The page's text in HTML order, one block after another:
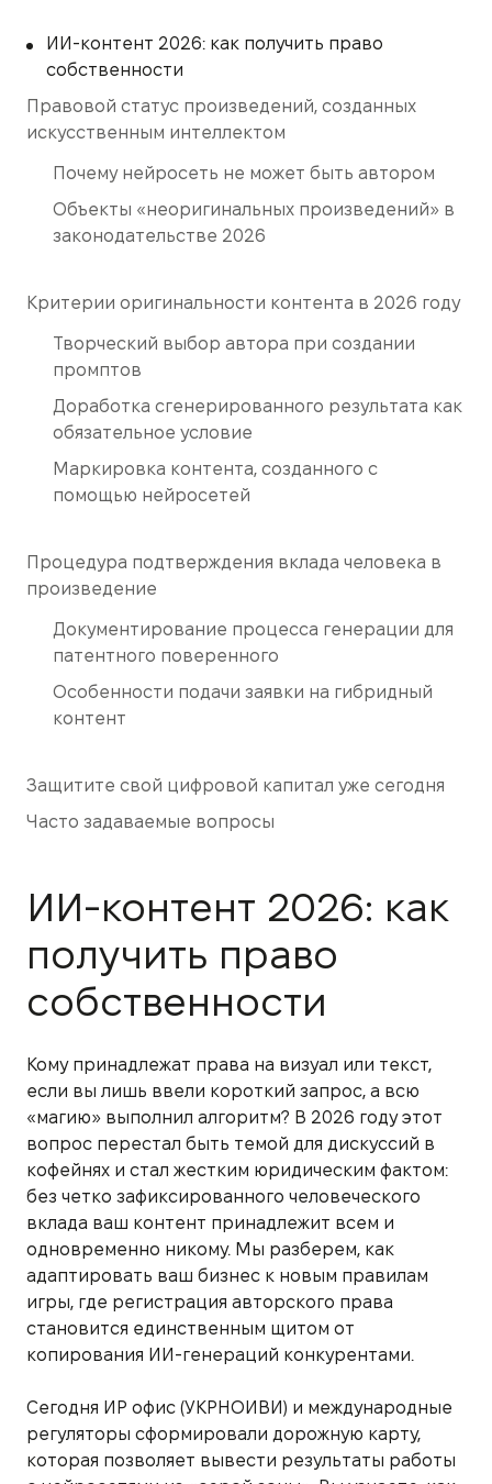
ИИ-контент 2026: как получить право
собственности
Правовой статус произведений, созданных
искусственным интеллектом
Почему нейросеть не может быть автором
Объекты «неоригинальных произведений» в
законодательстве 2026
Критерии оригинальности контента в 2026 году
Творческий выбор автора при создании
промптов
Доработка сгенерированного результата как
обязательное условие
Маркировка контента, созданного с
помощью нейросетей
Процедура подтверждения вклада человека в
произведение
Документирование процесса генерации для
патентного поверенного
Особенности подачи заявки на гибридный
контент
Защитите свой цифровой капитал уже сегодня
Часто задаваемые вопросы
ИИ-контент 2026: как
получить право
собственности
Кому принадлежат права на визуал или текст,
если вы лишь ввели короткий запрос, а всю
«магию» выполнил алгоритм? В 2026 году этот
вопрос перестал быть темой для дискуссий в
кофейнях и стал жестким юридическим фактом:
без четко зафиксированного человеческого
вклада ваш контент принадлежит всем и
одновременно никому. Мы разберем, как
адаптировать ваш бизнес к новым правилам
игры, где регистрация авторского права
становится единственным щитом от
копирования ИИ-генераций конкурентами.
Сегодня ИР офис (УКРНОИВИ) и международные
регуляторы сформировали дорожную карту,
которая позволяет вывести результаты работы